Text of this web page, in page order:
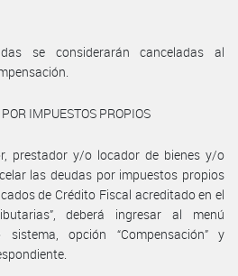
se considerarán canceladas al
IMPUESTOS PROPIOS
prestador y/o locador de bienes y/o
las deudas por impuestos propios
de Crédito Fiscal acreditado en el
deberá ingresar al menú
sistema, opción “Compensación” y